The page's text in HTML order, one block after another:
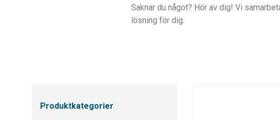
Saknar du något? Hör av dig! Vi
lösning för dig.
Produktkategorier